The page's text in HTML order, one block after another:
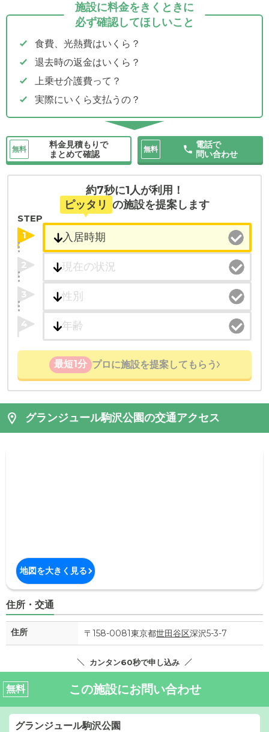
施設に料金をきくときに
必ず確認してほしいこと
食費、光熱費はいくら？
退去時の返金はいくら？
上乗せ介護費って？
実際にいくら支払うの？
無料
料金見積もりで
まとめて確認
無料
電話で
問い合わせ
約7秒に1人が利用！
ピッタリ の施設を提案します
STEP
1
2
3
4
最短1分 プロに施設を提案してもらう
グランジュール駒沢公園の交通アクセス
地図を大きく見る
住所・交通
住所 〒158-0081東京都世田谷区深沢5-3-7
カンタン60秒で申し込み
無料 この施設にお問い合わせ
グランジュール駒沢公園